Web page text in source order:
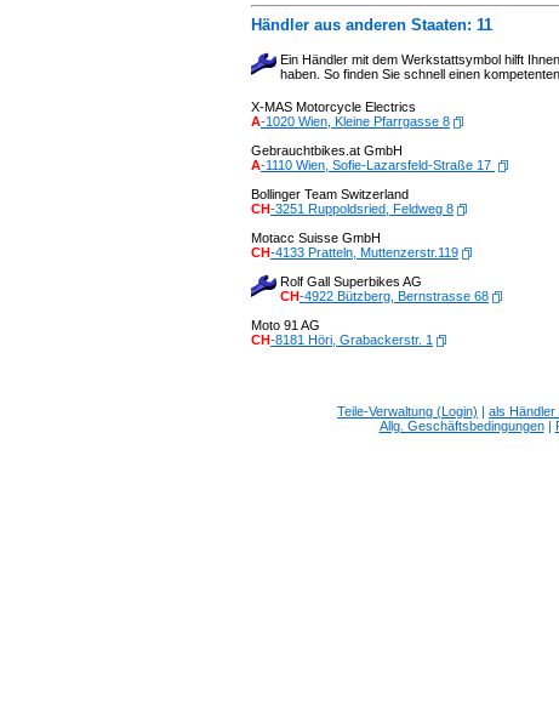
Händler aus anderen Staaten: 11
Ein Händler mit dem Werkstattsymbol hilft
haben. So finden Sie schnell einen
X-MAS Motorcycle Electrics
A-1020 Wien, Kleine Pfarrgasse 8
Gebrauchtbikes.at GmbH
A-1110 Wien, Sofie-Lazarsfeld-Straße 17
Bollinger Team Switzerland
CH-3251 Ruppoldsried, Feldweg 8
Motacc Suisse GmbH
CH-4133 Pratteln, Muttenzerstr.119
Rolf Gall Superbikes AG
CH-4922 Bützberg, Bernstrasse 68
Moto 91 AG
CH-8181 Höri, Grabackerstr. 1
Teile-Verwaltung (Login) | als Händler
Allg. Geschäftsbedingungen|